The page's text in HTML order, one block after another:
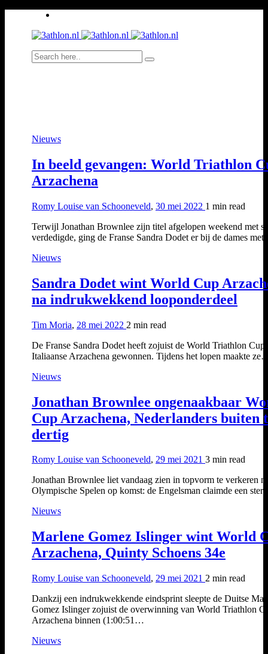
Nieuws
In beeld gevangen: World Triathlon
Arzachena
Romy Louise van Schooneveld, 30 mei 2022 1 min read
Terwijl Jonathan Brownlee zijn titel afgelopen weekend met
verdedigde, ging de Franse Sandra Dodet er bij de dames
Nieuws
Sandra Dodet wint World Cup
na indrukwekkend looponderdeel
Tim Moria, 28 mei 2022 2 min read
De Franse Sandra Dodet heeft zojuist de World Triathlon Cup
Italiaanse Arzachena gewonnen. Tijdens het lopen maakte
Nieuws
Jonathan Brownlee ongenaakbaar
Cup Arzachena, Nederlanders buiten
dertig
Romy Louise van Schooneveld, 29 mei 2021 3 min read
Jonathan Brownlee liet vandaag zien in topvorm te verkeren
Olympische Spelen op komst: de Engelsman claimde een
Nieuws
Marlene Gomez Islinger wint World
Arzachena, Quinty Schoens 34e
Romy Louise van Schooneveld, 29 mei 2021 2 min read
Dankzij een indrukwekkende eindsprint sleepte de Duitse
Gomez Islinger zojuist de overwinning van World Triathlon
Arzachena binnen (1:00:51…
Nieuws